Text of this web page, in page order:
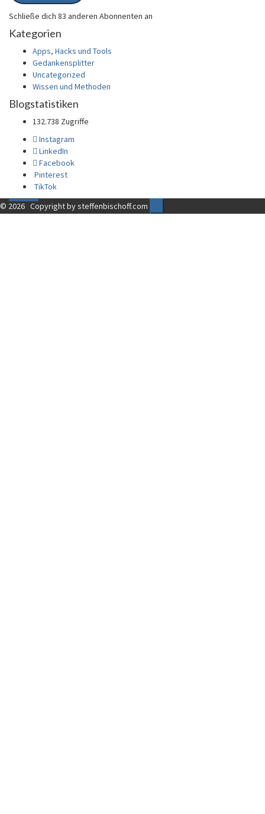
Schließe dich 83 anderen Abonnenten an
Kategorien
Apps, Hacks und Tools
Gedankensplitter
Uncategorized
Wissen und Methoden
Blogstatistiken
132.738 Zugriffe
Instagram
LinkedIn
Facebook
Pinterest
TikTok
© 2026 Copyright by steffenbischoff.com